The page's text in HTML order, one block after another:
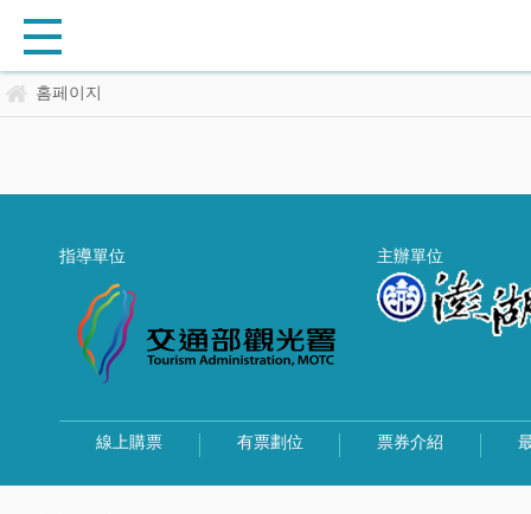
홈페이지
指導單位 主辦單位
線上購票 有票劃位 票券介紹